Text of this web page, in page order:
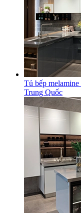
Tủ bếp
Trung Quốc